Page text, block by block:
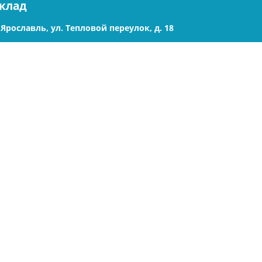
ул. Тепловой переулок, д. 18